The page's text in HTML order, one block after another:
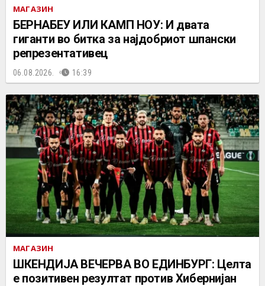
МАГАЗИН
БЕРНАБЕУ ИЛИ КАМП НОУ: И двата
гиганти во битка за најдобриот шпански
репрезентативец
06.08.2026. 16:39
МАГАЗИН
ШКЕНДИЈА ВЕЧЕРВА ВО ЕДИНБУРГ: Целта
е позитивен резултат против Хибернијан